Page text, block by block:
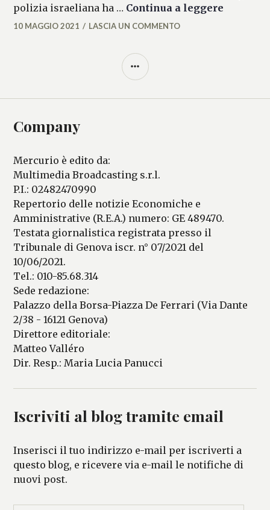
polizia israeliana ha … Continua a leggere
ALESSIA
10 MAGGIO 2021 LASCIA UN COMMENTO
BARRA
Company
Mercurio è edito da:
Multimedia Broadcasting s.r.l.
P.I.: 02482470990
Repertorio delle notizie Economiche e
Amministrative (R.E.A.) numero: GE 489470.
Testata giornalistica registrata presso il
Tribunale di Genova iscr. n° 07/2021 del
10/06/2021.
Tel.: 010-85.68.314
Sede redazione:
Palazzo della Borsa-Piazza De Ferrari (Via Dante
2/38 - 16121 Genova)
Direttore editoriale:
Matteo Valléro
Dir. Resp.: Maria Lucia Panucci
Iscriviti al blog tramite email
Inserisci il tuo indirizzo e-mail per iscriverti a
questo blog, e ricevere via e-mail le notifiche di
nuovi post.